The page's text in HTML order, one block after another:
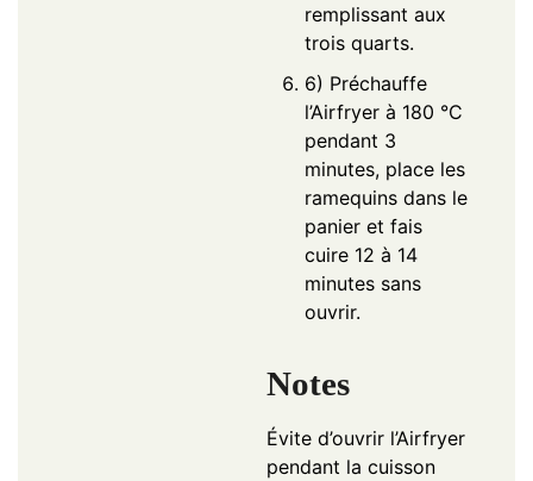
remplissant aux
trois quarts.
6) Préchauffe
l’Airfryer à 180 °C
pendant 3
minutes, place les
ramequins dans le
panier et fais
cuire 12 à 14
minutes sans
ouvrir.
Notes
Évite d’ouvrir l’Airfryer
pendant la cuisson